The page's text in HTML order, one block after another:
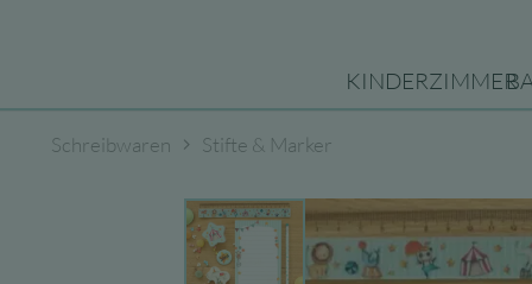
KINDERZIMMER
Schreibwaren Stifte & Marker